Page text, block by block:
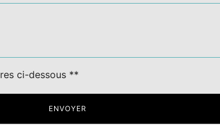
ci-dessous **
ENVOYER